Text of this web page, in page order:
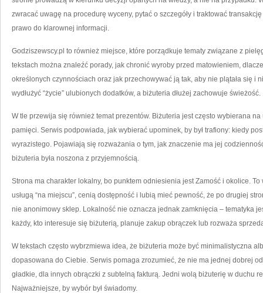
zwracać uwagę na procedurę wyceny, pytać o szczegóły i traktować
prawo do klarownej informacji.
Godziszewscy.pl to również miejsce, które porządkuje tematy związane z
tekstach można znaleźć porady, jak chronić wyroby przed matowieniem,
określonych czynnościach oraz jak przechowywać ją tak, aby nie plątała się i
wydłużyć “życie” ulubionych dodatków, a biżuteria dłużej zachowuje świeżość.
W tle przewija się również temat prezentów. Biżuteria jest często wybierana
pamięci. Serwis podpowiada, jak wybierać upominek, by był trafiony: kiedy
wyrazistego. Pojawiają się rozważania o tym, jak znaczenie ma jej
biżuteria była noszona z przyjemnością.
Strona ma charakter lokalny, bo punktem odniesienia jest Zamość i okolice.
usługą “na miejscu”, cenią dostępność i lubią mieć pewność, że po drugiej
nie anonimowy sklep. Lokalność nie oznacza jednak zamknięcia – tematyka
każdy, kto interesuje się biżuterią, planuje zakup obrączek lub rozważa
W tekstach często wybrzmiewa idea, że biżuteria może być minimalistyczna
dopasowana do Ciebie. Serwis pomaga zrozumieć, że nie ma jednej dobrej
gładkie, dla innych obrączki z subtelną fakturą. Jedni wolą biżuterię w duchu
Najważniejsze, by wybór był świadomy.